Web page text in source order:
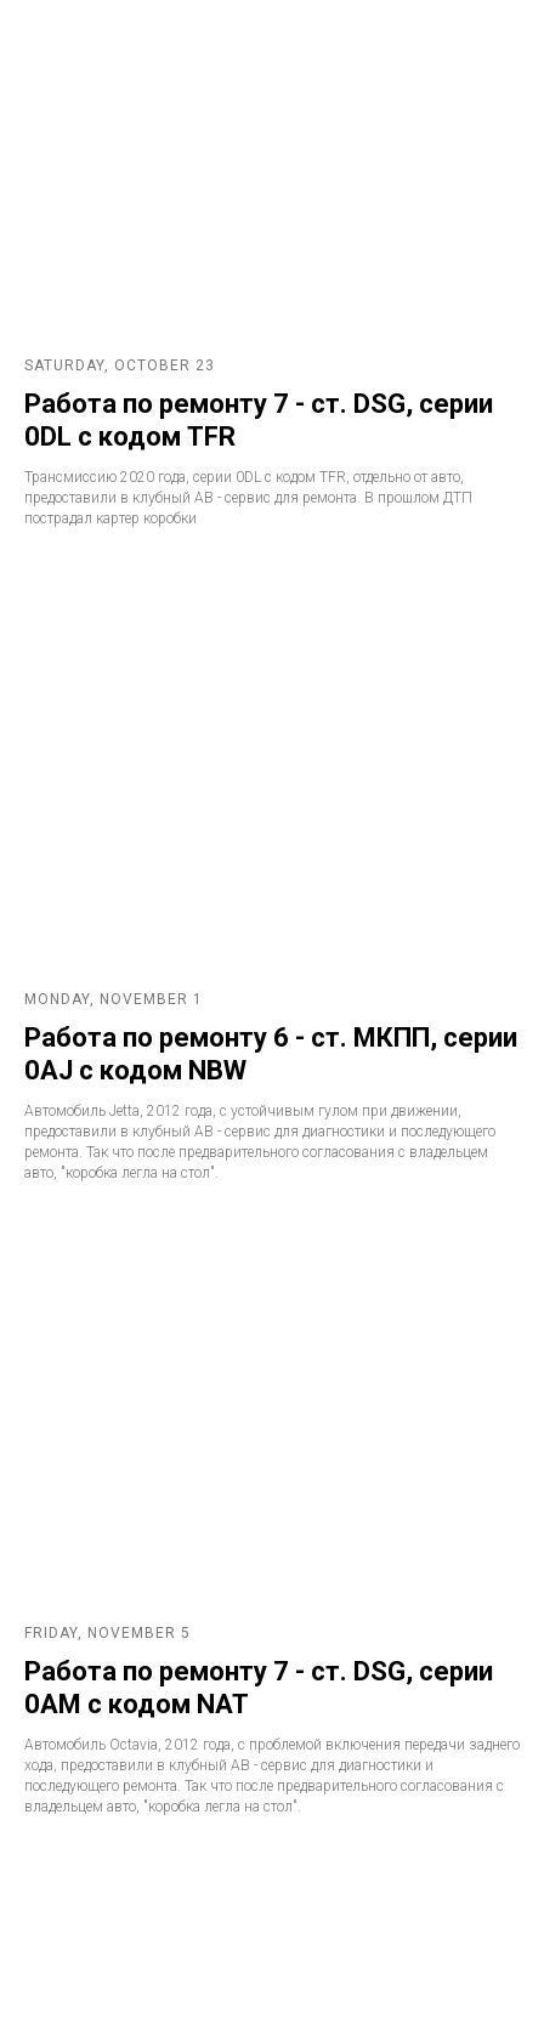
SATURDAY, OCTOBER 23
Работа по ремонту 7 - ст. DSG, серии
0DL с кодом TFR
Трансмиссию 2020 года, серии 0DL с кодом TFR, отдельно от авто,
предоставили в клубный АВ - сервис для ремонта. В прошлом ДТП
пострадал картер коробки
MONDAY, NOVEMBER 1
Работа по ремонту 6 - ст. МКПП, серии
0AJ с кодом NBW
Автомобиль Jetta, 2012 года, с устойчивым гулом при движении,
предоставили в клубный АВ - сервис для диагностики и последующего
ремонта. Так что после предварительного согласования с владельцем
авто, "коробка легла на стол".
FRIDAY, NOVEMBER 5
Работа по ремонту 7 - ст. DSG, серии
0AM с кодом NAT
Автомобиль Octavia, 2012 года, с проблемой включения передачи заднего
хода, предоставили в клубный АВ - сервис для диагностики и
последующего ремонта. Так что после предварительного согласования с
владельцем авто, "коробка легла на стол".